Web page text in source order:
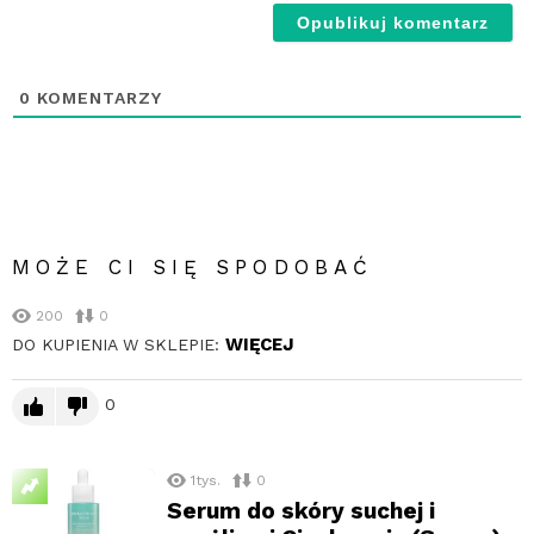
0 KOMENTARZY
MOŻE CI SIĘ SPODOBAĆ
200 0
DO KUPIENIA W SKLEPIE: WIĘCEJ
0
1tys. 0
Serum do skóry suchej i